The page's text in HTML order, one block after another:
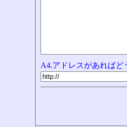
A4.アドレスがあればど